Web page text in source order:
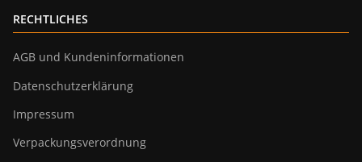
RECHTLICHES
AGB und Kundeninformationen
Datenschutzerklärung
Impressum
Verpackungsverordnung